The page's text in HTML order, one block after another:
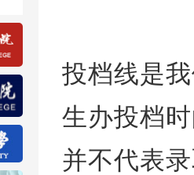
投档线是
生办投档
并不代表